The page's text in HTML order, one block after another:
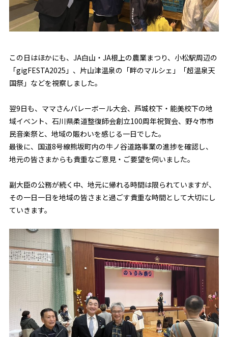
この日はほかにも、JA白山・JA根上の農業まつり、小松駅周辺の
「gigFESTA2025」、片山津温泉の「畔のマルシェ」「超温泉天
国祭」などを視察しました。
翌9日も、ママさんバレーボール大会、芦城校下・能美校下の地
域イベント、石川県柔道整復師会創立100周年祝賀会、野々市市
民音楽祭と、地域の賑わいを感じる一日でした。
最後に、国道8号線熊坂町内の牛ノ谷道路事業の進捗を確認し、
地元の皆さまからも貴重なご意見・ご要望を伺いました。
副大臣の公務が続く中、地元に帰れる時間は限られていますが、
その一日一日を地域の皆さまと過ごす貴重な時間として大切にし
ていきます。